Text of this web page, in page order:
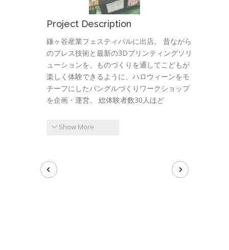
Project Description
鎌ヶ谷産業フェスティバルに出店。 昔ながら
のプレス技術と最新の3Dプリンティングソリ
ューションを、ものづくりを通してこどもが
楽しく体験できるように、ハロウィーンをモ
チーフにしたバングルづくりワークショップ
を企画・運営。 総体験者数30人ほど
Show More